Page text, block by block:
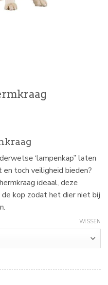
‘lampenkap” laten
toch veiligheid bieden?
ideaal, deze
kop zodat het dier niet bij
WISSEN